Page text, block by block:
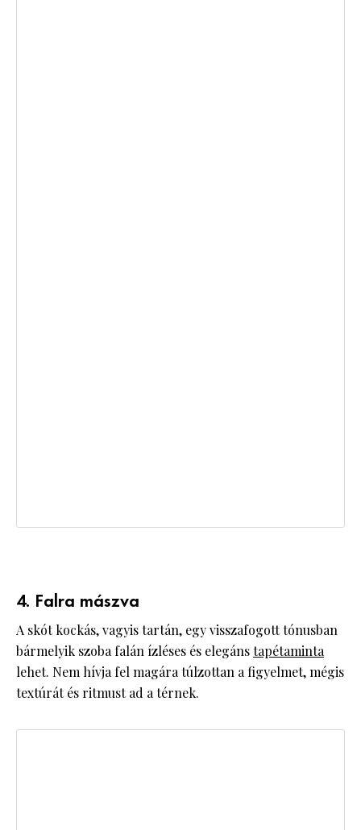
4. Falra mászva
A skót kockás, vagyis tartán, egy visszafogott tónusban
bármelyik szoba falán ízléses és elegánstapétaminta
lehet. Nem hívja fel magára túlzottan a figyelmet, mégis
textúrát és ritmust ad a térnek.